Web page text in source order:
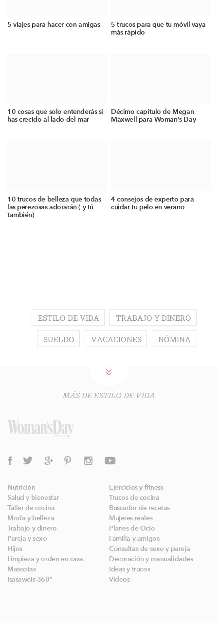
5 viajes para hacer con amigas
5 trucos para que tu móvil vaya
más rápido
10 cosas que solo entenderás si
has crecido al lado del mar
Décimo capítulo de Megan
Maxwell para Woman's Day
10 trucos de belleza que todas
las perezosas adorarán ( y tú
también)
4 consejos de experto para
cuidar tu pelo en verano
ESTILO DE VIDA TRABAJO Y DINERO
SUELDO VACACIONES NÓMINA
MÁS DE ESTILO DE VIDA
Nutrición
Ejercicios y fitness
Salud y bienestar
Trucos de cocina
Taller de cocina
Buscador de recetas
Moda y belleza
Mujeres reales
Trabajo y dinero
Planes de Ocio
Pareja y sexo
Familia y amigos
Hijos
Consultas de sexo y pareja
Limpieza y orden en casa
Decoración y manualidades
Mascotas
Ideas y trucos
Isasaweis 360º
Vídeos